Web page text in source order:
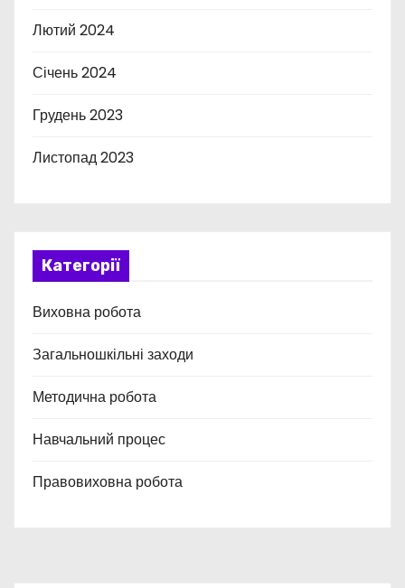
Лютий 2024
Січень 2024
Грудень 2023
Листопад 2023
Категорії
Виховна робота
Загальношкільні заходи
Методична робота
Навчальний процес
Правовиховна робота